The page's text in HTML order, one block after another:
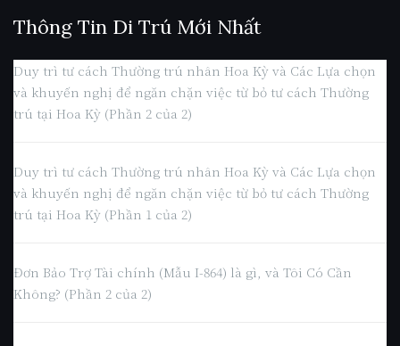
Thông Tin Di Trú Mới Nhất
Duy trì tư cách Thường trú nhân Hoa Kỳ và Các Lựa chọn
và khuyến nghị để ngăn chặn việc từ bỏ tư cách Thường
trú tại Hoa Kỳ (Phần 2 của 2)
Duy trì tư cách Thường trú nhân Hoa Kỳ và Các Lựa chọn
và khuyến nghị để ngăn chặn việc từ bỏ tư cách Thường
trú tại Hoa Kỳ (Phần 1 của 2)
Đơn Bảo Trợ Tài chính (Mẫu I-864) là gì, và Tôi Có Cần
Không? (Phần 2 của 2)